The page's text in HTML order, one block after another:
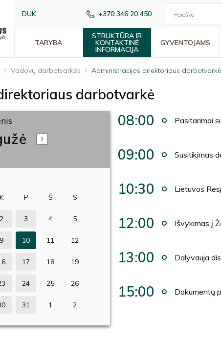
DUK +370 346 20 450
TARYBA
STRUKTŪRA IR
KONTAKTINĖ
INFORMACIJA
GYVENTOJAMS
Vadovų darbotvarkės Administracijos direktoriaus darbotvarkė
darbotvarkė
K P Š S
2 3 4 5
9 10 11 12
17 18 19
24 25 26
31 1 2
08:00 Pasitarimai
09:00 Susitikimas
10:30 Lietuvos
12:00 Išvykimas į
13:00 Dalyvauja
15:00 Dokumentų